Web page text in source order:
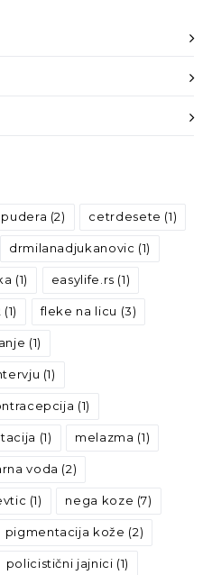
(2) cetrdesete (1)
drmilanadjukanovic (1)
(1) easylife.rs (1)
(1) fleke na licu (3)
(1)
(1)
(1)
(1) melazma (1)
voda (2)
(1) nega koze (7)
pigmentacija kože (2)
policistični jajnici (1)